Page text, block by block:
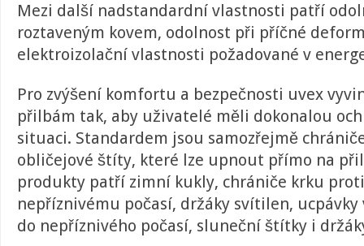
Mezi další nadstandardní vlastnosti patří
roztaveným kovem, odolnost při příčné
elektroizolační vlastnosti požadované v
Pro zvýšení komfortu a bezpečnosti uvex
přilbám tak, aby uživatelé měli dokonalou
situaci. Standardem jsou samozřejmě
obličejové štíty, které lze upnout přímo na
produkty patří zimní kukly, chrániče krku
nepříznivému počasí, držáky svítilen,
do nepříznivého počasí, sluneční štítky i